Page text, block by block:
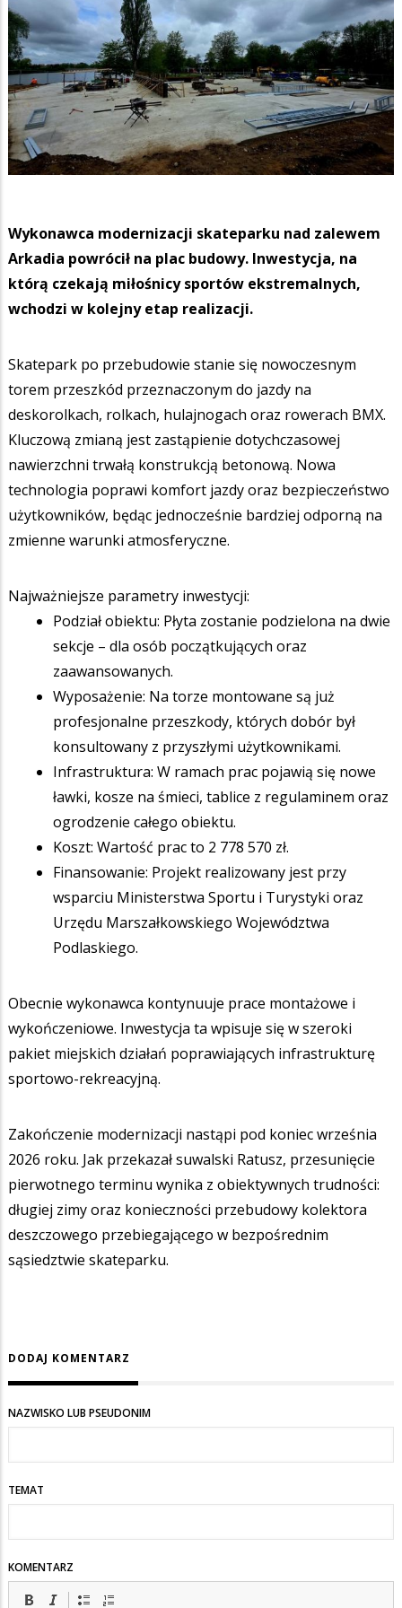
Wykonawca modernizacji skateparku nad zalewem
Arkadia powrócił na plac budowy. Inwestycja, na
którą czekają miłośnicy sportów ekstremalnych,
wchodzi w kolejny etap realizacji.
Skatepark po przebudowie stanie się nowoczesnym
torem przeszkód przeznaczonym do jazdy na
deskorolkach, rolkach, hulajnogach oraz rowerach BMX.
Kluczową zmianą jest zastąpienie dotychczasowej
nawierzchni trwałą konstrukcją betonową. Nowa
technologia poprawi komfort jazdy oraz bezpieczeństwo
użytkowników, będąc jednocześnie bardziej odporną na
zmienne warunki atmosferyczne.
Najważniejsze parametry inwestycji:
Podział obiektu: Płyta zostanie podzielona na dwie
sekcje – dla osób początkujących oraz
zaawansowanych.
Wyposażenie: Na torze montowane są już
profesjonalne przeszkody, których dobór był
konsultowany z przyszłymi użytkownikami.
Infrastruktura: W ramach prac pojawią się nowe
ławki, kosze na śmieci, tablice z regulaminem oraz
ogrodzenie całego obiektu.
Koszt: Wartość prac to 2 778 570 zł.
Finansowanie: Projekt realizowany jest przy
wsparciu Ministerstwa Sportu i Turystyki oraz
Urzędu Marszałkowskiego Województwa
Podlaskiego.
Obecnie wykonawca kontynuuje prace montażowe i
wykończeniowe. Inwestycja ta wpisuje się w szeroki
pakiet miejskich działań poprawiających infrastrukturę
sportowo-rekreacyjną.
Zakończenie modernizacji nastąpi pod koniec września
2026 roku. Jak przekazał suwalski Ratusz, przesunięcie
pierwotnego terminu wynika z obiektywnych trudności:
długiej zimy oraz konieczności przebudowy kolektora
deszczowego przebiegającego w bezpośrednim
sąsiedztwie skateparku.
DODAJ KOMENTARZ
NAZWISKO LUB PSEUDONIM
TEMAT
KOMENTARZ